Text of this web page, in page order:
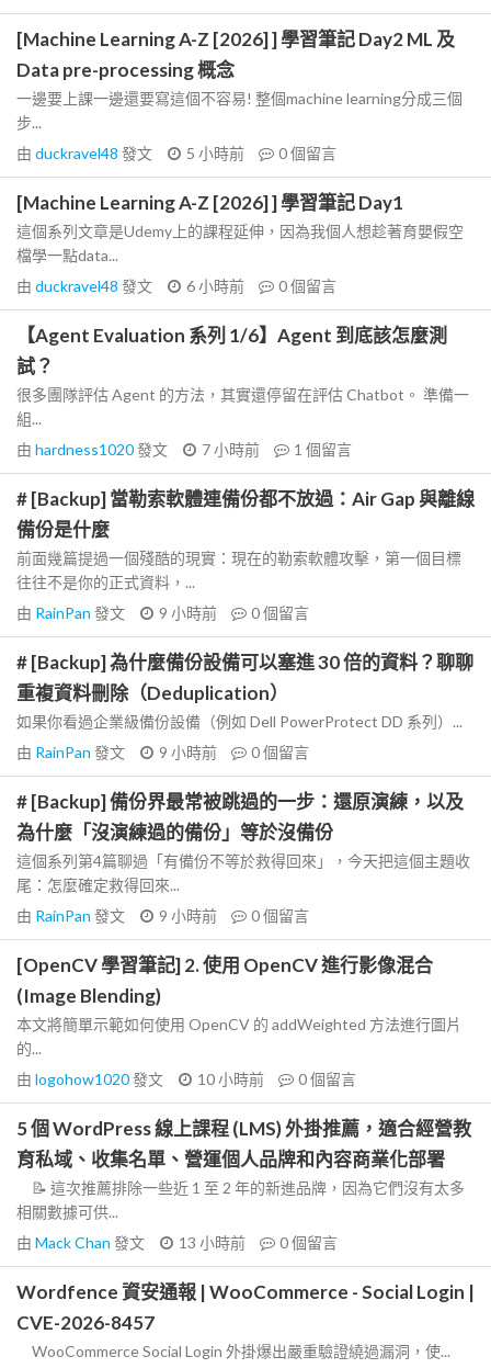
[Machine Learning A-Z [2026] ] 學習筆記 Day2 ML 及
Data pre-processing 概念
一邊要上課一邊還要寫這個不容易! 整個machine learning分成三個
步...
由 duckravel48 發文 5 小時前 0個留言
[Machine Learning A-Z [2026] ] 學習筆記 Day1
這個系列文章是Udemy上的課程延伸，因為我個人想趁著育嬰假空
檔學一點data...
由 duckravel48 發文 6 小時前 0個留言
【Agent Evaluation 系列 1/6】Agent 到底該怎麼測
試？
很多團隊評估 Agent 的方法，其實還停留在評估 Chatbot。 準備一
組...
由 hardness1020發文 7 小時前 1 個留言
# [Backup] 當勒索軟體連備份都不放過：Air Gap 與離線
備份是什麼
前面幾篇提過一個殘酷的現實：現在的勒索軟體攻擊，第一個目標
往往不是你的正式資料，...
由 RainPan 發文 9 小時前 0個留言
# [Backup] 為什麼備份設備可以塞進 30 倍的資料？聊聊
重複資料刪除（Deduplication）
如果你看過企業級備份設備（例如 Dell PowerProtect DD 系列）...
由 RainPan 發文 9 小時前 0個留言
# [Backup] 備份界最常被跳過的一步：還原演練，以及
為什麼「沒演練過的備份」等於沒備份
這個系列第4篇聊過「有備份不等於救得回來」，今天把這個主題收
尾：怎麼確定救得回來...
由 RainPan 發文 9 小時前 0個留言
[OpenCV 學習筆記] 2. 使用 OpenCV 進行影像混合
(Image Blending)
本文將簡單示範如何使用 OpenCV 的 addWeighted 方法進行圖片
的...
由 logohow1020發文 10 小時前 0個留言
5 個 WordPress 線上課程 (LMS) 外掛推薦，適合經營教
育私域、收集名單、營運個人品牌和內容商業化部署
📝 這次推薦排除一些近 1 至 2 年的新進品牌，因為它們沒有太多
相關數據可供...
由 Mack Chan 發文 13 小時前 0個留言
Wordfence 資安通報 | WooCommerce - Social Login |
CVE-2026-8457
WooCommerce Social Login 外掛爆出嚴重驗證繞過漏洞，使...